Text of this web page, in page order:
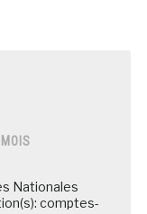
MOIS
Nationales
comptes-